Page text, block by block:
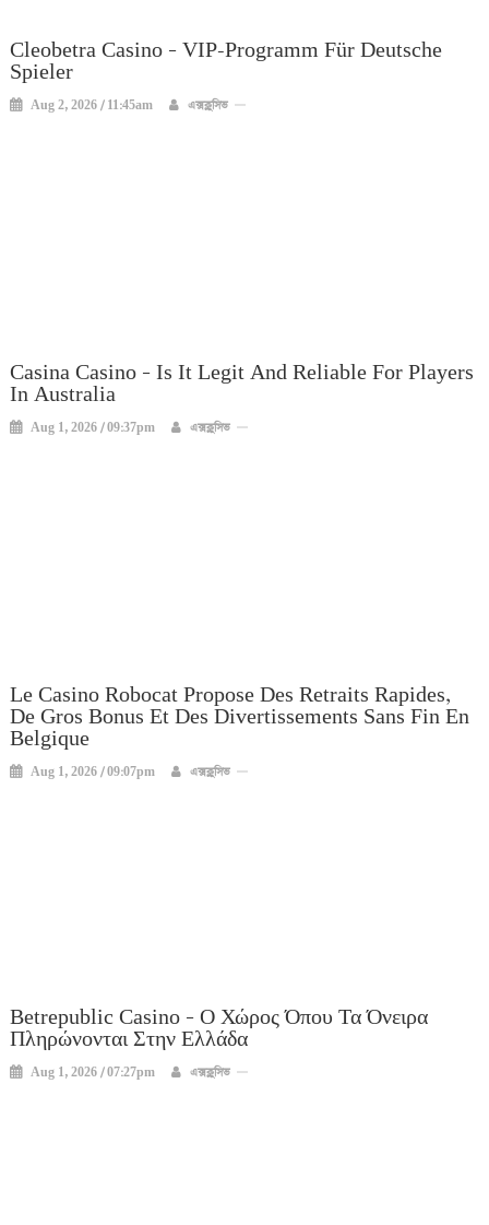
Cleobetra Casino – VIP-Programm Für Deutsche
Spieler
Aug 2, 2026 / 11:45am এক্সক্লুসিভ
Casina Casino – Is It Legit And Reliable For Players
In Australia
Aug 1, 2026 / 09:37pm এক্সক্লুসিভ
Le Casino Robocat Propose Des Retraits Rapides,
De Gros Bonus Et Des Divertissements Sans Fin En
Belgique
Aug 1, 2026 / 09:07pm এক্সক্লুসিভ
Betrepublic Casino – Ο Χώρος Όπου Τα Όνειρα
Πληρώνονται Στην Ελλάδα
Aug 1, 2026 / 07:27pm এক্সক্লুসিভ